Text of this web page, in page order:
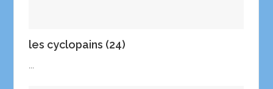
les cyclopains (24)
...